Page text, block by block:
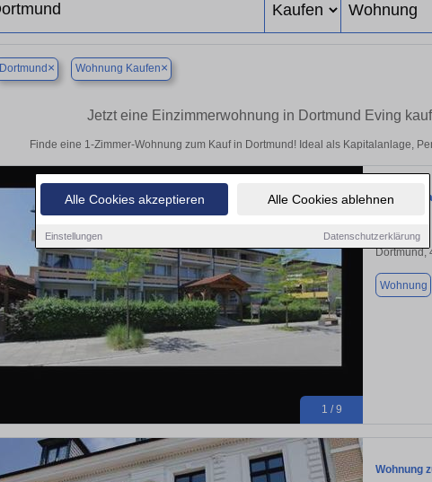
Alle Cookies akzeptieren Alle Cookies ablehnen
Einstellungen Datenschutzerklärung
Dortmund × Wohnung Kaufen×
Jetzt eine Einzimmerwohnung in Dortmund Eving
Finde eine 1-Zimmer-Wohnung zum Kauf in Dortmund! Ideal als Kapitalanlage,
1 / 9
Dortmund,
Wohnung
Wohnung